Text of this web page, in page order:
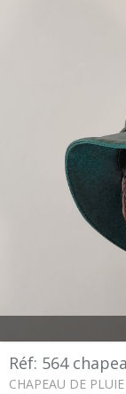
Réf: 564
CHAPEAU DE